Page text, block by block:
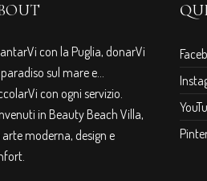
con la Puglia, donarVi
sul mare e…
con ogni servizio.
in Beauty Beach Villa,
moderna, design e